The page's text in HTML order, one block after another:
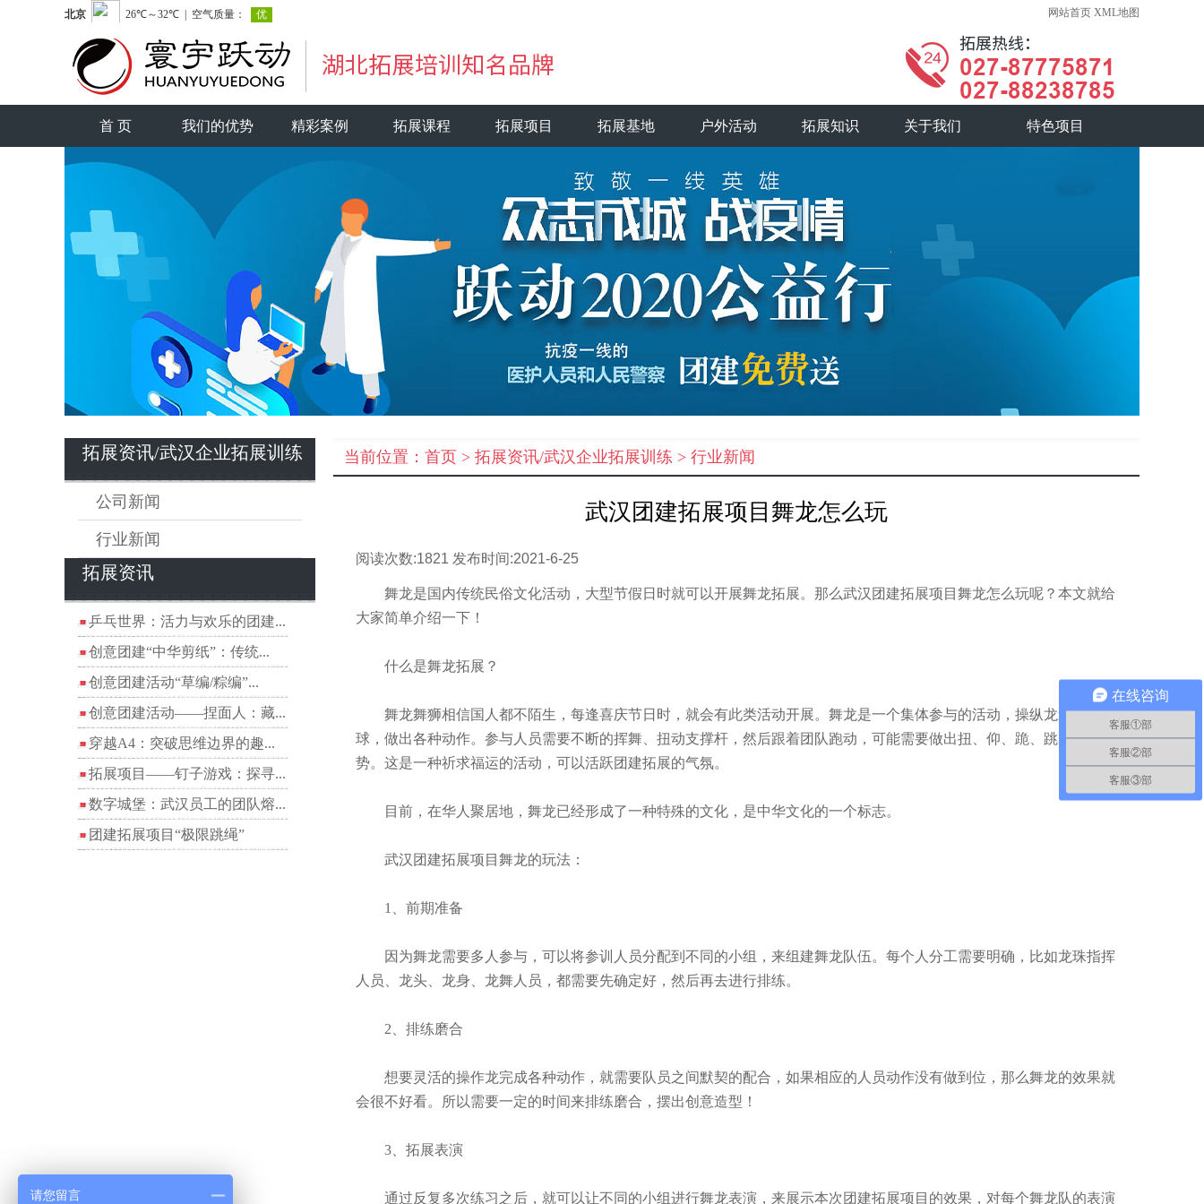
网站首页 XML地图
首 页 我们的优势 精彩案例 拓展课程 拓展项目 拓展基地 户外活动 拓展知识 关于我们 特色项目
拓展资讯/武汉企业拓展训练
公司新闻
行业新闻
拓展资讯
乒乓世界：活力与欢乐的团建...
创意团建“中华剪纸”：传统...
创意团建活动“草编/粽编”...
创意团建活动——捏面人：藏...
穿越A4：突破思维边界的趣...
拓展项目——钉子游戏：探寻...
数字城堡：武汉员工的团队熔...
团建拓展项目“极限跳绳”
当前位置： 首页 > 拓展资讯/武汉企业拓展训练 > 行业新闻
武汉团建拓展项目舞龙怎么玩
阅读次数:1821 发布时间:2021-6-25
舞龙是国内传统民俗文化活动，大型节假日时就可以开展舞龙拓展。那么武汉团建拓展项目舞龙怎么玩呢？本文就给
大家简单介绍一下！
什么是舞龙拓展？
舞龙舞狮相信国人都不陌生，每逢喜庆节日时，就会有此类活动开展。舞龙是一个集体参与的活动，操纵龙追着绣
球，做出各种动作。参与人员需要不断的挥舞、扭动支撑杆，然后跟着团队跑动，可能需要做出扭、仰、跪、跳、摇等姿
势。这是一种祈求福运的活动，可以活跃团建拓展的气氛。
目前，在华人聚居地，舞龙已经形成了一种特殊的文化，是中华文化的一个标志。
武汉团建拓展项目舞龙的玩法：
1、前期准备
因为舞龙需要多人参与，可以将参训人员分配到不同的小组，来组建舞龙队伍。每个人分工需要明确，比如龙珠指挥
人员、龙头、龙身、龙舞人员，都需要先确定好，然后再去进行排练。
2、排练磨合
想要灵活的操作龙完成各种动作，就需要队员之间默契的配合，如果相应的人员动作没有做到位，那么舞龙的效果就
会很不好看。所以需要一定的时间来排练磨合，摆出创意造型！
3、拓展表演
通过反复多次练习之后，就可以让不同的小组进行舞龙表演，来展示本次团建拓展项目的效果，对每个舞龙队的表演
在线咨询
客服①部
客服②部
客服③部
请您留言